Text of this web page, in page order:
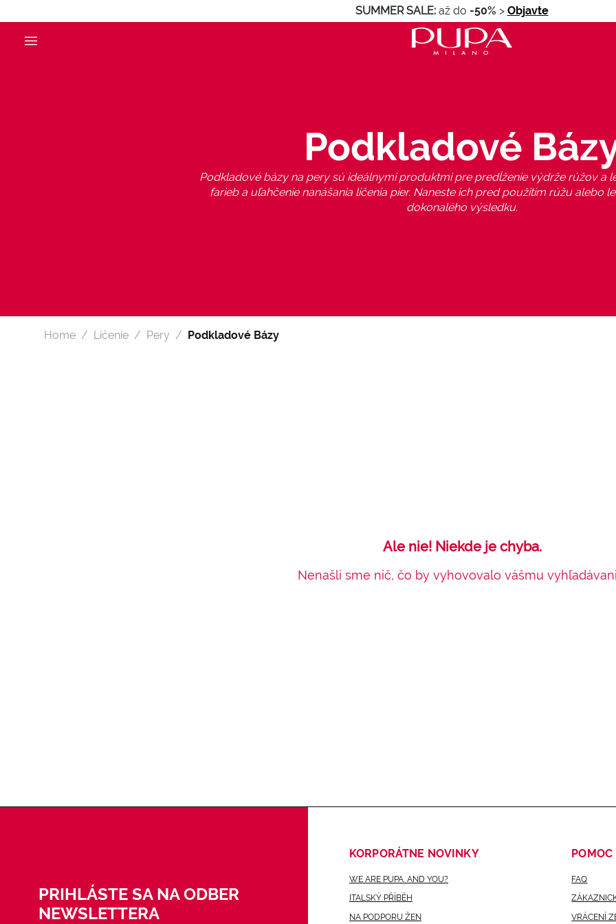
SUMMER SALE:až do -50% > Objavte
Podkladové
Podkladové bázy na pery sú ideálnymi produktmi pre predĺženie výdrže rúžov a
farieb a uľahčenie nanášania líčenia pier. Naneste ich pred použitím rúžu alebo
dokonalého výsledku.
Home Líčenie Pery Podkladové Bázy
Ale nie! Niekde je chyba.
Nenašli sme nič, čo by vyhovovalo vášmu
PRIHLÁSTE SA NA ODBER
NEWSLETTERA
KORPORÁTNE NOVINKY
WE ARE PUPA. AND YOU?
ITALSKÝ PŘÍBĚH
NA PODPORU ŽEN
POMOC
FAQ
VRÁCENÍ